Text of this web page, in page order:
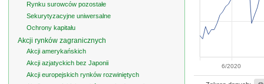
6/2020
Rynku surowców pozostałe
Sekurytyzacyjne uniwersalne
Ochrony kapitału
Akcji rynków zagranicznych
Akcji amerykańskich
Akcji azjatyckich bez Japonii
Akcji europejskich rynków rozwiniętych